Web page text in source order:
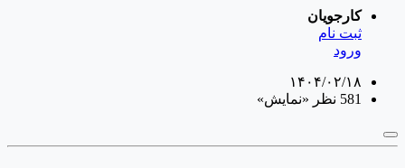
کارجویان
ثبت نام
ورود
۱۴۰۴/۰۲/۱۸
581 نظر
«نمایش»